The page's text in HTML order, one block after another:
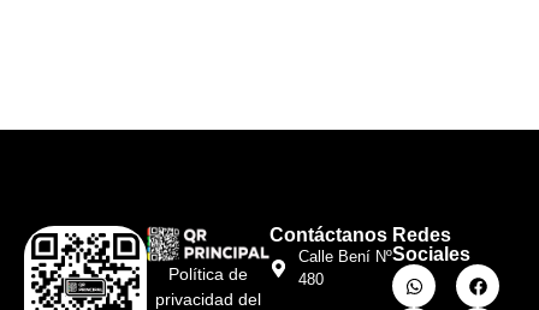
Política de
privacidad del
Contáctanos
Calle Bení Nº
480
Redes
Sociales